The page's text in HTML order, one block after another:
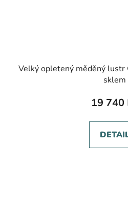
Velký opletený měděný lustr
sklem
19 740